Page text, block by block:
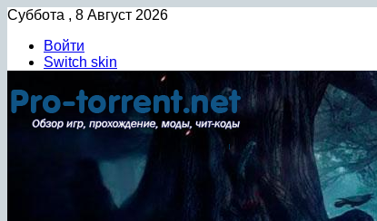
Суббота , 8 Август 2026
Войти
Switch skin